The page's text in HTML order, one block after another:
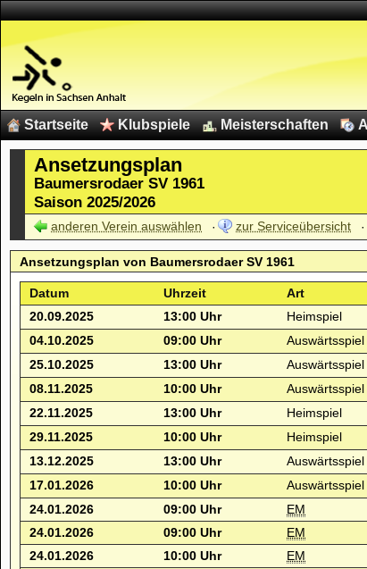
Startseite Klubspiele Meisterschaften
Ansetzungsplan
Baumersrodaer SV 1961
Saison 2025/2026
anderen Verein auswählen zur Serviceübersicht
Ansetzungsplan von Baumersrodaer SV 1961
Datum Uhrzeit Art
20.09.2025
13:00 Uhr Heimspiel
04.10.2025 09:00 Uhr Auswärtsspiel
25.10.2025 13:00 Uhr Auswärtsspiel
08.11.2025 10:00 Uhr Auswärtsspiel
22.11.2025 13:00 Uhr Heimspiel
29.11.2025 10:00 Uhr Heimspiel
13.12.2025 13:00 Uhr Auswärtsspiel
17.01.2026 10:00 Uhr Auswärtsspiel
24.01.2026 09:00 Uhr EM
24.01.2026
09:00 Uhr EM
24.01.2026
10:00 Uhr EM